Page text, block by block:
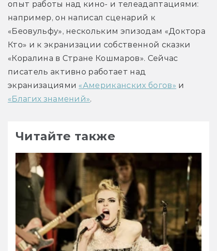
опыт работы над кино- и телеадаптациями:
например, он написал сценарий к
«Беовульфу», нескольким эпизодам «Доктора
Кто» и к экранизации собственной сказки
«Коралина в Стране Кошмаров». Сейчас
писатель активно работает над
экранизациями «Американских богов»
«Благих знамений».
Читайте также